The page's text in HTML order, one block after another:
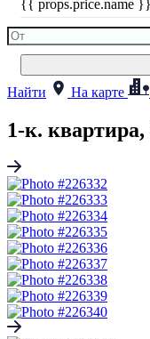
{{ props.price.name }}
Найти
На карте
1-к. квартира,